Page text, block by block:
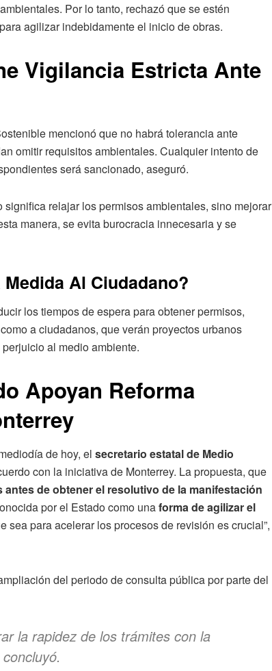
Por lo tanto, rechazó que se estén
agilizar indebidamente el inicio de obras.
Vigilancia Estricta Ante
mencionó que no habrá tolerancia ante
omitir requisitos ambientales. Cualquier intento de
será sancionado, aseguró.
relajar los permisos ambientales, sino mejorar
manera, se evita burocracia innecesaria y se
Al Ciudadano?
los tiempos de espera para obtener permisos,
a ciudadanos, que verán proyectos urbanos
al medio ambiente.
Apoyan Reforma
de hoy, el secretario estatal de Medio
con la iniciativa de Monterrey. La propuesta, que
de obtener el resolutivo de la manifestación
por el Estado como unaforma de agilizar el
sea para acelerar los procesos de revisión es crucial”,
del periodo de consulta pública por parte del
la rapidez de los trámites con la